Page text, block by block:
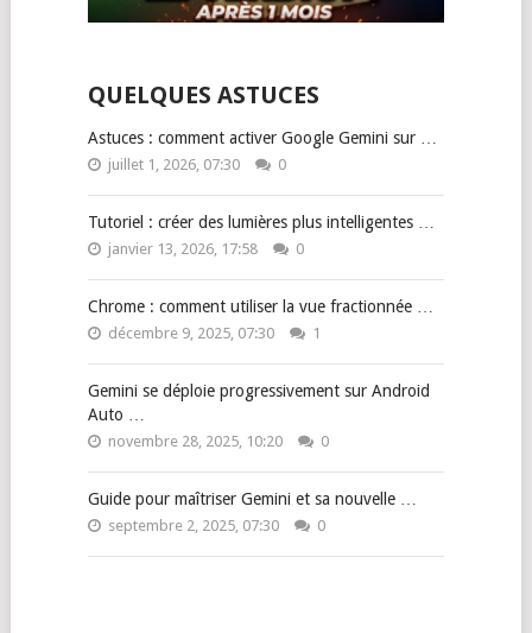
QUELQUES ASTUCES
Astuces : comment activer Google Gemini sur …
juillet 1, 2026, 07:30 0
Tutoriel : créer des lumières plus intelligentes …
janvier 13, 2026, 17:58 0
Chrome : comment utiliser la vue fractionnée …
décembre 9, 2025, 07:30 1
Gemini se déploie progressivement sur Android
Auto …
novembre 28, 2025, 10:20 0
Guide pour maîtriser Gemini et sa nouvelle …
septembre 2, 2025, 07:30 0